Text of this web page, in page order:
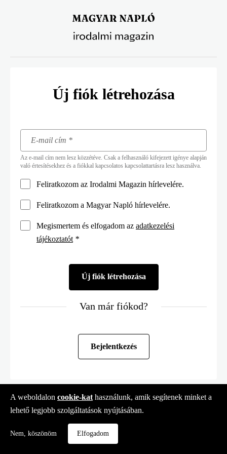
Új fiók létrehozása
Az e-mail cím nem lesz közzétéve. Csak a felhasználó kifejezett igénye alapján
való értesítésekhez és a fiókkal kapcsolatos kapcsolattartásra lesz használva.
Feliratkozom az Irodalmi Magazin hírlevelére.
Feliratkozom a Magyar Napló hírlevelére.
Megismertem és elfogadom az adatkezelési
tájékoztatót*
Van már fiókod?
Bejelentkezés
A weboldalon cookie-kat használunk, amik segítenek minket a
lehető legjobb szolgáltatások nyújtásában.
Nem, köszönöm Elfogadom